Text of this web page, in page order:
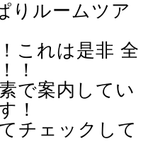
りルームツア
これは是非 全
！
で案内してい
！
チェックして